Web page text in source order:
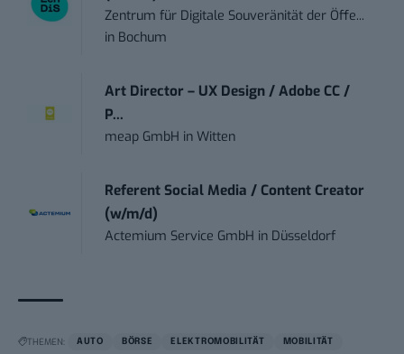
Zentrum für Digitale Souveränität der Öffe...
in Bochum
Art Director – UX Design / Adobe CC /
P...
meap GmbH inWitten
Referent Social Media / Content Creator
(w/m/d)
Actemium Service GmbH in Düsseldorf
THEMEN: AUTO BÖRSE ELEKTROMOBILITÄT MOBILITÄT